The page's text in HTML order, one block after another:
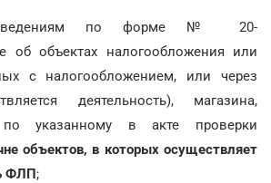
сведениям по форме № 20-
об объектах налогообложения или
с налогообложением, или через
деятельность), магазина,
по указанному в акте проверки
объектов, в которых осуществляет
ФЛП;